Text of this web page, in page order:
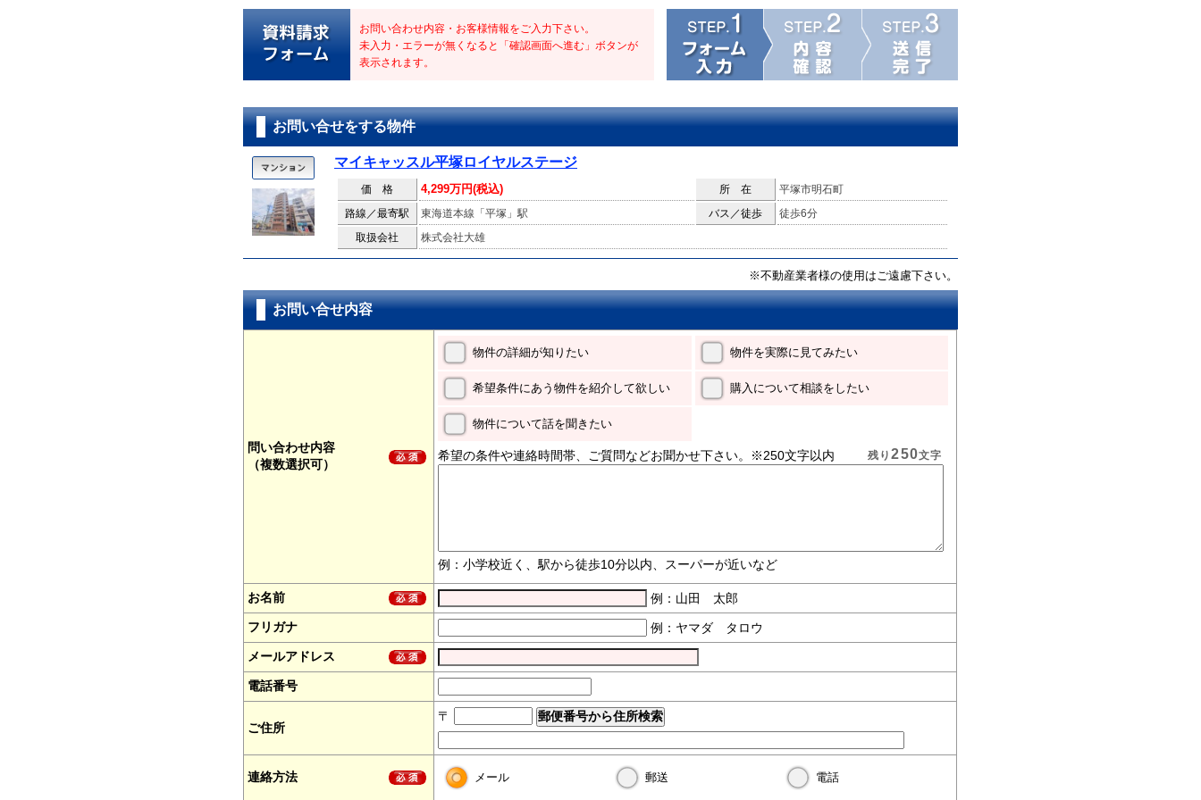
お問い合わせ内容・お客様情報をご入力下さい。
未入力・エラーが無くなると「確認画面へ進む」ボタンが
表示されます。
お問い合せをする物件
マイキャッスル平塚ロイヤルステージ
価 格 4,299万円(税込) 所 在
平塚市明石町
路線／最寄駅
東海道本線「平塚」駅 バス／徒歩
徒歩6分
取扱会社
株式会社大雄
※不動産業者様の使用はご遠慮下さい。
お問い合せ内容
問い合わせ内容
（複数選択可）
物件の詳細が知りたい 物件を実際に見てみたい
希望条件にあう物件を紹介して欲しい 購入について相談をしたい
物件について話を聞きたい
希望の条件や連絡時間帯、ご質問などお聞かせ下さい。※250文字以内
例：小学校近く、駅から徒歩10分以内、スーパーが近いなど
残り250文字
お名前
例：山田 太郎
フリガナ
例：ヤマダ タロウ
メールアドレス
電話番号
ご住所
〒
連絡方法 メール 郵送 電話